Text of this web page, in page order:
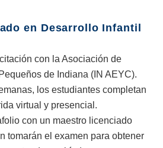
en Desarrollo Infantil
con la Asociación de
de Indiana (IN AEYC).
los estudiantes completan
virtual y presencial.
con un maestro licenciado
tomarán el examen para obtener